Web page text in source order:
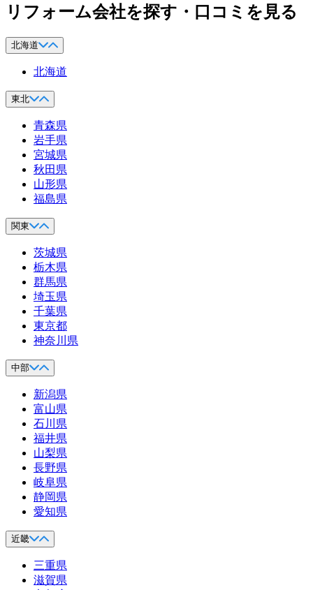
リフォーム会社を探す・口コミを見る
北海道
北海道
東北
青森県
岩手県
宮城県
秋田県
山形県
福島県
関東
茨城県
栃木県
群馬県
埼玉県
千葉県
東京都
神奈川県
中部
新潟県
富山県
石川県
福井県
山梨県
長野県
岐阜県
静岡県
愛知県
近畿
三重県
滋賀県